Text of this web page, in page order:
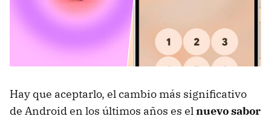
Hay que aceptarlo, el cambio más significativo
de Android en los últimos años es elnuevo sabor